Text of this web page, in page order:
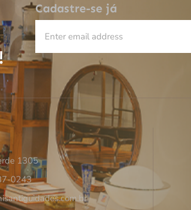
Cadastre-se já
1305
0243